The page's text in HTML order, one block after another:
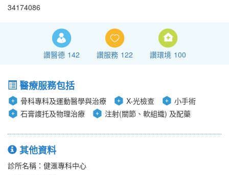
34174086
讚醫德 142 讚服務 122 讚環境 100
醫療服務包括
骨科專科及運動醫學與治療 X-光檢查
小手術
石膏謢托及物理治療
注射(關節、軟組織) 及配藥
其他資料
診所名稱：健滙專科中心